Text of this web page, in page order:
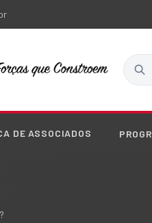
DE ASSOCIADOS